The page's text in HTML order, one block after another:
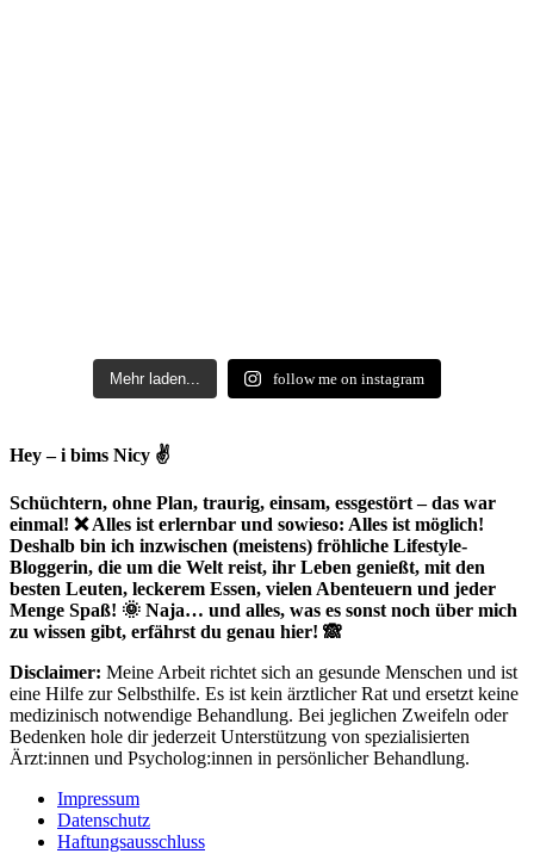
Mehr laden... follow me on instagram
Hey – i bims Nicy ✌
Schüchtern, ohne Plan, traurig, einsam, essgestört – das war
einmal! ❌ Alles ist erlernbar und sowieso: Alles ist möglich!
Deshalb bin ich inzwischen (meistens) fröhliche Lifestyle-
Bloggerin, die um die Welt reist, ihr Leben genießt, mit den
besten Leuten, leckerem Essen, vielen Abenteuern und jeder
Menge Spaß! 🌞 Naja… und alles, was es sonst noch über mich
zu wissen gibt, erfährst du genau hier! 🙈
Disclaimer: Meine Arbeit richtet sich an gesunde Menschen und ist
eine Hilfe zur Selbsthilfe. Es ist kein ärztlicher Rat und ersetzt keine
medizinisch notwendige Behandlung. Bei jeglichen Zweifeln oder
Bedenken hole dir jederzeit Unterstützung von spezialisierten
Ärzt:innen und Psycholog:innen in persönlicher Behandlung.
Impressum
Datenschutz
Haftungsausschluss